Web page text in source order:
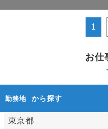
1
お仕
勤務地 から探す
東京都